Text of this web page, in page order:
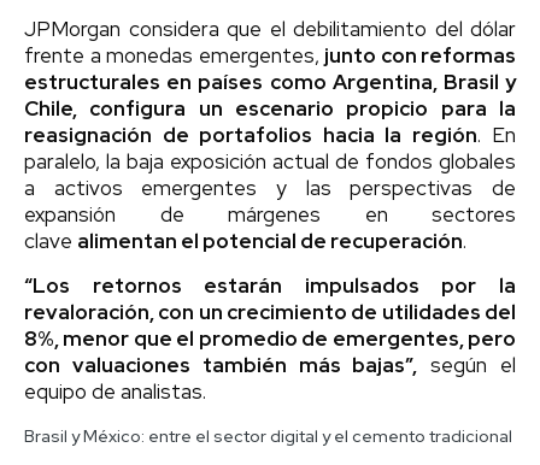
JPMorgan considera que el debilitamiento del dólar
frente a monedas emergentes, junto con reformas
estructurales en países como Argentina, Brasil y
Chile, configura un escenario propicio para la
reasignación de portafolios hacia la región. En
paralelo, la baja exposición actual de fondos globales
a activos emergentes y las perspectivas de
expansión de márgenes en sectores
clave alimentan el potencial de recuperación.
“Los retornos estarán impulsados por la
revaloración, con un crecimiento de utilidades del
8%, menor que el promedio de emergentes, pero
con valuaciones también más bajas”, según el
equipo de analistas.
Brasil y México: entre el sector digital y el cemento tradicional